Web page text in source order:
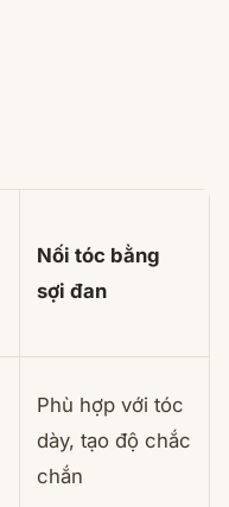
Nối tóc bằng
sợi đan
Phù hợp với tóc
dày, tạo độ chắc
chắn